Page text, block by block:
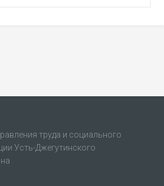
труда и социального
Усть-Джегутинского